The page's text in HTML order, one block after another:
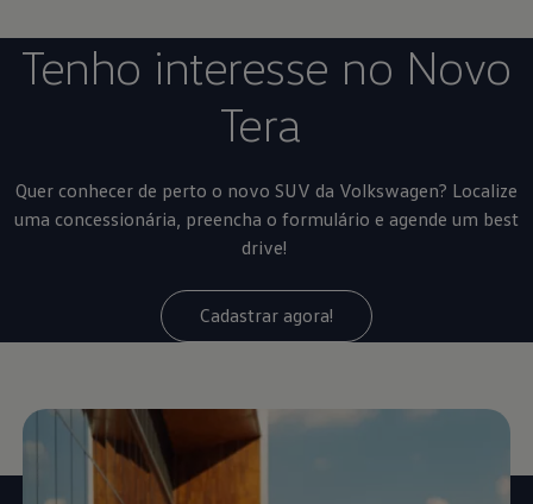
Tenho interesse no Novo
Tera
Quer conhecer de perto o novo SUV da Volkswagen? Localize
uma concessionária, preencha o formulário e agende um best
drive!
Cadastrar agora!